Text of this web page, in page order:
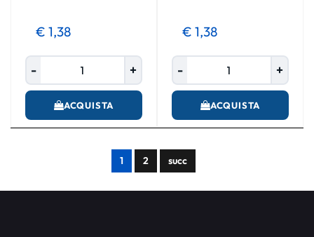
€ 1,38
ACQUISTA
€ 1,38
ACQUISTA
1 2 succ